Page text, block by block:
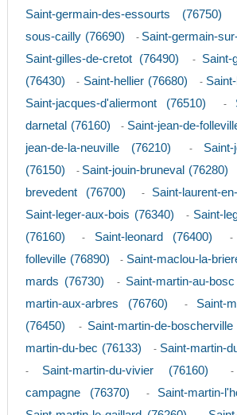
Saint-germain-des-essourts (76750)
sous-cailly (76690)
- Saint-germain-
Saint-gilles-de-cretot (76490) - Saint-
(76430)
- Saint-hellier (76680) -
Saint-jacques-d'aliermont (76510) -
darnetal (76160)
- Saint-jean-de-
jean-de-la-neuville (76210)
-
(76150)
- Saint-jouin-bruneval (76280)
brevedent (76700)
- Saint-laurent-
Saint-leger-aux-bois (76340) - Saint-
(76160)
- Saint-leonard (76400) -
folleville (76890)
- Saint-maclou-la-
mards (76730)
- Saint-martin-au-
martin-aux-arbres (76760)
- Saint-
(76450)
- Saint-martin-de-boscherville
martin-du-bec (76133)
- Saint-martin-
- Saint-martin-du-vivier (76160)
campagne (76370)
- Saint-martin-